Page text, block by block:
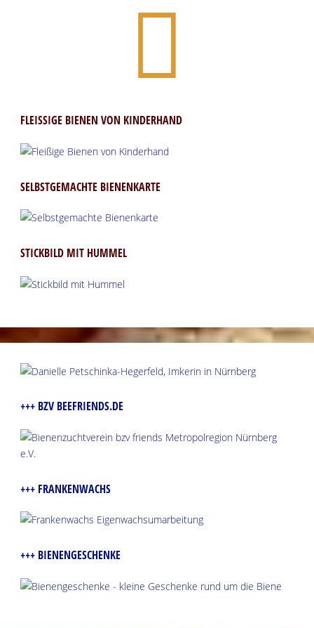
FLEISSIGE BIENEN VON KINDERHAND
SELBSTGEMACHTE BIENENKARTE
STICKBILD MIT HUMMEL
+++ BZV BEEFRIENDS.DE
+++ FRANKENWACHS
+++ BIENENGESCHENKE